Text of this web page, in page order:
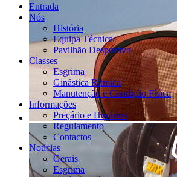
Entrada
Nós
História
Equipa Técnica
Pavilhão Desportivo
Classes
Esgrima
Ginástica Rítmica
Manutenção e Condição Física
Informações
Preçário e Horários
Regulamento
Contactos
Notícias
Gerais
Esgrima